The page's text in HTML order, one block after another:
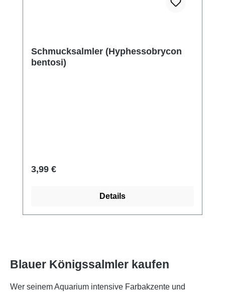
Schmucksalmler (Hyphessobrycon
bentosi)
Regulärer Preis:
3,99 €
Details
Blauer Königssalmler kaufen
Wer seinem Aquarium intensive Farbakzente und